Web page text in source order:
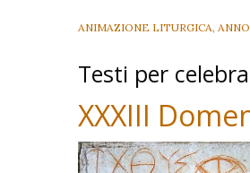
ANIMAZIONE LITURGICA
Testi per
XXXIII